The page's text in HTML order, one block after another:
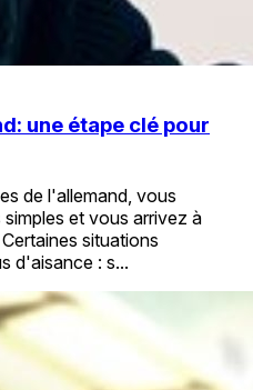
une étape clé pour
de l'allemand, vous
et vous arrivez à
situations
d'aisance : s...